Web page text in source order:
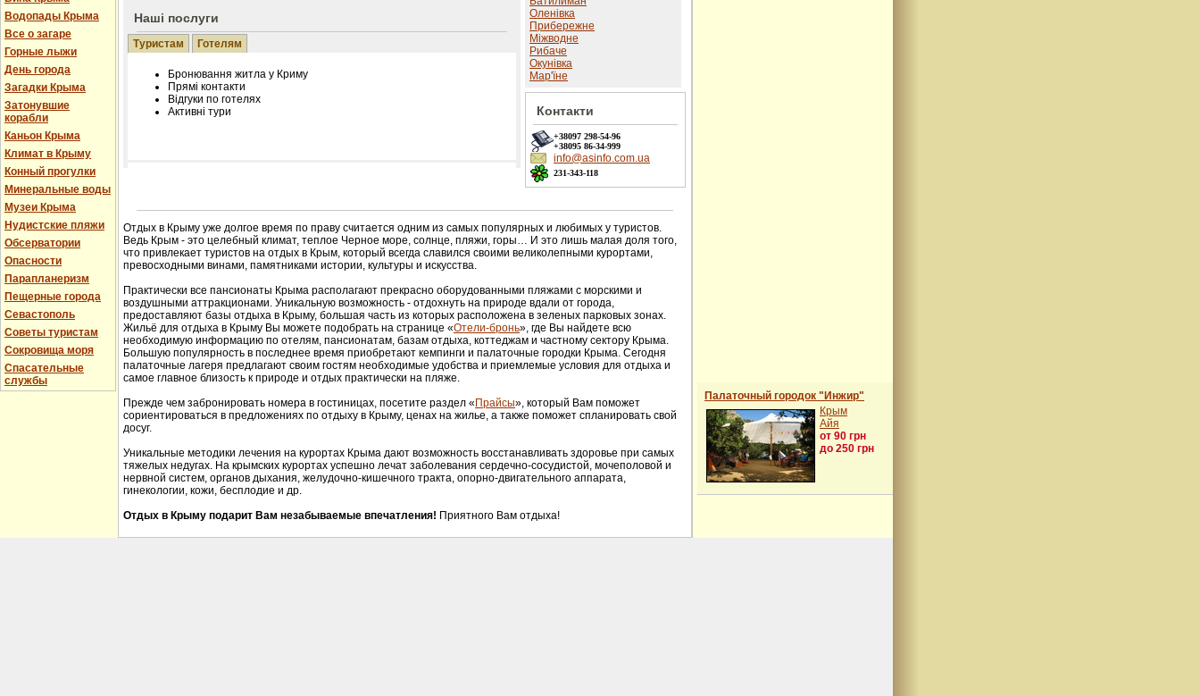
Водопады Крыма
Все о загаре
Горные лыжи
День города
Загадки Крыма
Затонувшие
корабли
Каньон Крыма
Климат в Крыму
Конный прогулки
Минеральные воды
Музеи Крыма
Нудистские пляжи
Обсерватории
Опасности
Парапланеризм
Пещерные города
Севастополь
Советы туристам
Сокровища моря
Спасательные
службы
Наші послуги
Туристам Готелям
Бронювання житла у Криму
Прямі контакти
Відгуки по готелях
Активні тури
Лічільник відвідувачів
Оленівка
Прибережне
Міжводне
Рибаче
Окунівка
Мар'їне
Контакти
+38097 298-54-96
+38095 86-34-999
info@asinfo.com.ua
231-343-118
Отдых в Крыму уже долгое время по праву считается одним из самых популярных и любимых у туристов.
Ведь Крым - это целебный климат, теплое Черное море, солнце, пляжи, горы… И это лишь малая доля того,
что привлекает туристов на отдых в Крым, который всегда славился своими великолепными курортами,
превосходными винами, памятниками истории, культуры и искусства.
Практически все пансионаты Крыма располагают прекрасно оборудованными пляжами с морскими и
воздушными аттракционами. Уникальную возможность - отдохнуть на природе вдали от города,
предоставляют базы отдыха в Крыму, большая часть из которых расположена в зеленых парковых зонах.
Жильё для отдыха в Крыму Вы можете подобрать на странице «Отели-бронь», где Вы найдете всю
необходимую информацию по отелям, пансионатам, базам отдыха, коттеджам и частному сектору Крыма.
Большую популярность в последнее время приобретают кемпинги и палаточные городки Крыма. Сегодня
палаточные лагеря предлагают своим гостям необходимые удобства и приемлемые условия для отдыха и
самое главное близость к природе и отдых практически на пляже.
Прежде чем забронировать номера в гостиницах, посетите раздел « Прайсы», который Вам поможет
сориентироваться в предложениях по отдыху в Крыму, ценах на жилье, а также поможет спланировать свой
досуг.
Уникальные методики лечения на курортах Крыма дают возможность восстанавливать здоровье при самых
тяжелых недугах. На крымских курортах успешно лечат заболевания сердечно-сосудистой, мочеполовой и
нервной систем, органов дыхания, желудочно-кишечного тракта, опорно-двигательного аппарата,
гинекологии, кожи, бесплодие и др.
Отдых в Крыму подарит Вам незабываемые впечатления! Приятного Вам отдыха!
Палаточный городок "Инжир"
Крым
Айя
от 90 грн
до 250 грн